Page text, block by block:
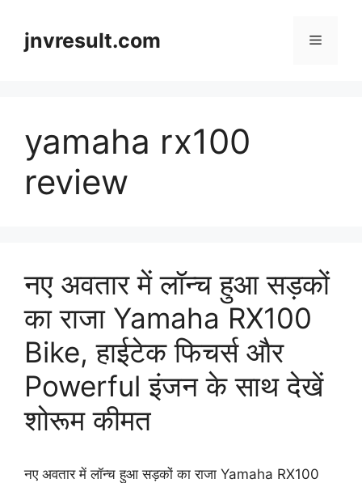
contentjnvresult.com Menu
yamaha rx100
review
नए अवतार में लॉन्च हुआ सड़कों
का राजा Yamaha RX100
Bike, हाईटेक फिचर्स और
Powerful इंजन के साथ देखें
शोरूम कीमत
नए अवतार में लॉन्च हुआ सड़कों का राजा Yamaha RX100